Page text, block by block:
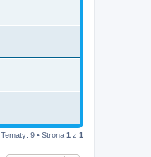
Tematy: 9 • Strona 1 z 1